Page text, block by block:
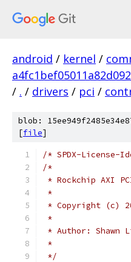
android / kernel /
/ . / drivers / pci /
blob:
[file]
/* SPDX-License-
/*
* Rockchip AXI
*
* Copyright (c)
*
* Author: Shawn
*
*/